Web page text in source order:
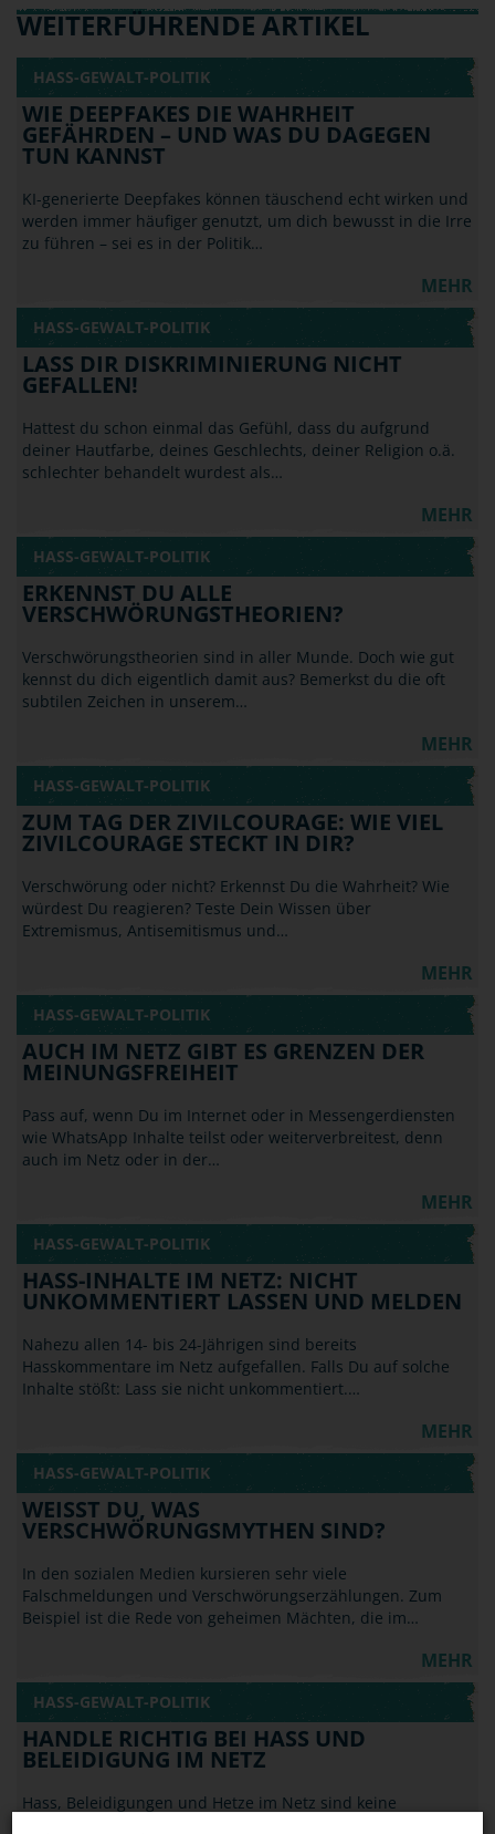
WEITERFÜHRENDE ARTIKEL
HASS-GEWALT-POLITIK
WIE DEEPFAKES DIE WAHRHEIT
GEFÄHRDEN – UND WAS DU DAGEGEN
TUN KANNST
KI-generierte Deepfakes können täuschend echt wirken und
werden immer häufiger genutzt, um dich bewusst in die Irre
zu führen – sei es in der Politik…
MEHR
HASS-GEWALT-POLITIK
LASS DIR DISKRIMINIERUNG NICHT
GEFALLEN!
Hattest du schon einmal das Gefühl, dass du aufgrund
deiner Hautfarbe, deines Geschlechts, deiner Religion o.ä.
schlechter behandelt wurdest als…
MEHR
HASS-GEWALT-POLITIK
ERKENNST DU ALLE
VERSCHWÖRUNGSTHEORIEN?
Verschwörungstheorien sind in aller Munde. Doch wie gut
kennst du dich eigentlich damit aus? Bemerkst du die oft
subtilen Zeichen in unserem…
MEHR
HASS-GEWALT-POLITIK
ZUM TAG DER ZIVILCOURAGE: WIE VIEL
ZIVILCOURAGE STECKT IN DIR?
Verschwörung oder nicht? Erkennst Du die Wahrheit? Wie
würdest Du reagieren? Teste Dein Wissen über
Extremismus, Antisemitismus und…
MEHR
HASS-GEWALT-POLITIK
AUCH IM NETZ GIBT ES GRENZEN DER
MEINUNGSFREIHEIT
Pass auf, wenn Du im Internet oder in Messengerdiensten
wie WhatsApp Inhalte teilst oder weiterverbreitest, denn
auch im Netz oder in der…
MEHR
HASS-GEWALT-POLITIK
HASS-INHALTE IM NETZ: NICHT
UNKOMMENTIERT LASSEN UND MELDEN
Nahezu allen 14- bis 24-Jährigen sind bereits
Hasskommentare im Netz aufgefallen. Falls Du auf solche
Inhalte stößt: Lass sie nicht unkommentiert.…
MEHR
HASS-GEWALT-POLITIK
WEISST DU, WAS V
ERSCHWÖRUNGSMYTHEN SIND?
In den sozialen Medien kursieren sehr viele
Falschmeldungen und Verschwörungserzählungen. Zum
Beispiel ist die Rede von geheimen Mächten, die im…
MEHR
HASS-GEWALT-POLITIK
HANDLE RICHTIG BEI HASS UND
BELEIDIGUNG IM NETZ
Hass, Beleidigungen und Hetze im Netz sind keine